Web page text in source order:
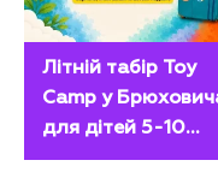
Літній табір Toy
Camp у
для дітей 5-10
років